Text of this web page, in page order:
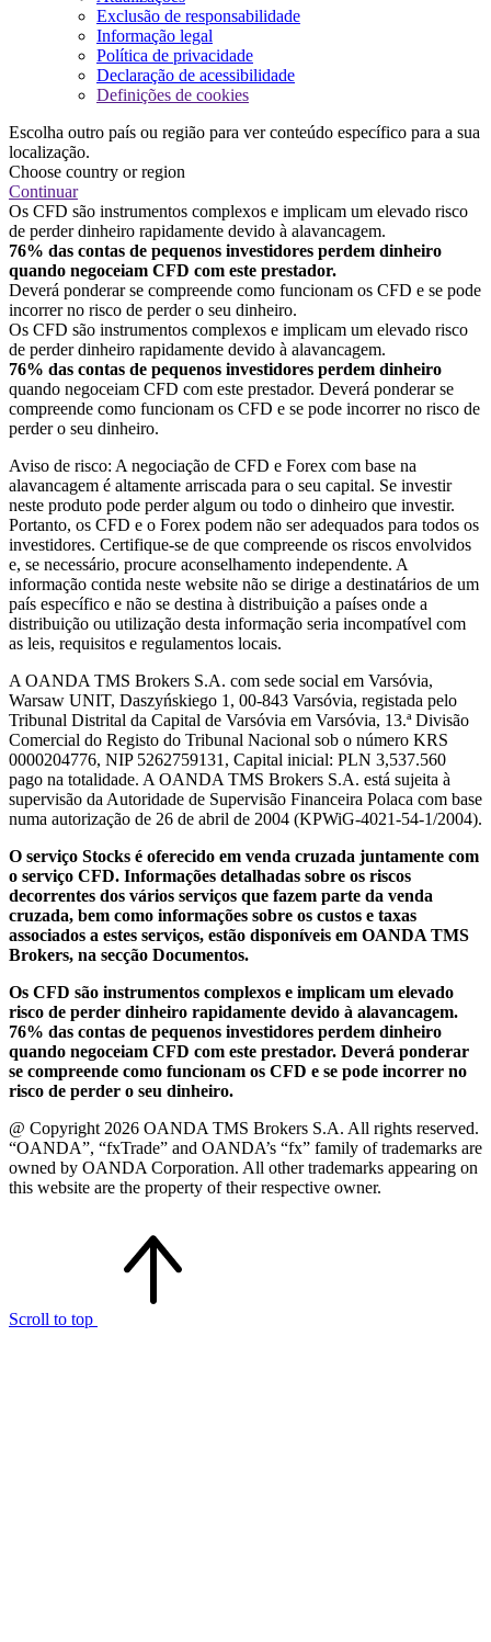
Exclusão de responsabilidade
Informação legal
Política de privacidade
Declaração de acessibilidade
Definições de cookies
Escolha outro país ou região para ver conteúdo específico para a sua
localização.
Choose country or region
Continuar
Os CFD são instrumentos complexos e implicam um elevado risco
de perder dinheiro rapidamente devido à alavancagem.
76% das contas de pequenos investidores perdem dinheiro
quando negoceiam CFD com este prestador.
Deverá ponderar se compreende como funcionam os CFD e se pode
incorrer no risco de perder o seu dinheiro.
Os CFD são instrumentos complexos e implicam um elevado risco
de perder dinheiro rapidamente devido à alavancagem.
76% das contas de pequenos investidores perdem dinheiro
quando negoceiam CFD com este prestador. Deverá ponderar se
compreende como funcionam os CFD e se pode incorrer no risco de
perder o seu dinheiro.
Aviso de risco: A negociação de CFD e Forex com base na
alavancagem é altamente arriscada para o seu capital. Se investir
neste produto pode perder algum ou todo o dinheiro que investir.
Portanto, os CFD e o Forex podem não ser adequados para todos os
investidores. Certifique-se de que compreende os riscos envolvidos
e, se necessário, procure aconselhamento independente. A
informação contida neste website não se dirige a destinatários de um
país específico e não se destina à distribuição a países onde a
distribuição ou utilização desta informação seria incompatível com
as leis, requisitos e regulamentos locais.
A OANDA TMS Brokers S.A. com sede social em Varsóvia,
Warsaw UNIT, Daszyńskiego 1, 00-843 Varsóvia, registada pelo
Tribunal Distrital da Capital de Varsóvia em Varsóvia, 13.ª Divisão
Comercial do Registo do Tribunal Nacional sob o número KRS
0000204776, NIP 5262759131, Capital inicial: PLN 3,537.560
pago na totalidade. A OANDA TMS Brokers S.A. está sujeita à
supervisão da Autoridade de Supervisão Financeira Polaca com base
numa autorização de 26 de abril de 2004 (KPWiG-4021-54-1/2004).
O serviço Stocks é oferecido em venda cruzada juntamente com
o serviço CFD. Informações detalhadas sobre os riscos
decorrentes dos vários serviços que fazem parte da venda
cruzada, bem como informações sobre os custos e taxas
associados a estes serviços, estão disponíveis em OANDA TMS
Brokers, na secção Documentos.
Os CFD são instrumentos complexos e implicam um elevado
risco de perder dinheiro rapidamente devido à alavancagem.
76% das contas de pequenos investidores perdem dinheiro
quando negoceiam CFD com este prestador. Deverá ponderar
se compreende como funcionam os CFD e se pode incorrer no
risco de perder o seu dinheiro.
@ Copyright 2026 OANDA TMS Brokers S.A. All rights reserved.
“OANDA”, “fxTrade” and OANDA’s “fx” family of trademarks are
owned by OANDA Corporation. All other trademarks appearing on
this website are the property of their respective owner.
Scroll to top